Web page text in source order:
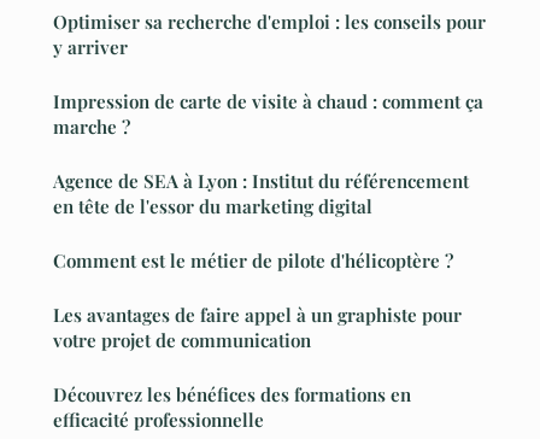
Optimiser sa recherche d'emploi : les conseils pour
y arriver
Impression de carte de visite à chaud : comment ça
marche ?
Agence de SEA à Lyon : Institut du référencement
en tête de l'essor du marketing digital
Comment est le métier de pilote d'hélicoptère ?
Les avantages de faire appel à un graphiste pour
votre projet de communication
Découvrez les bénéfices des formations en
efficacité professionnelle